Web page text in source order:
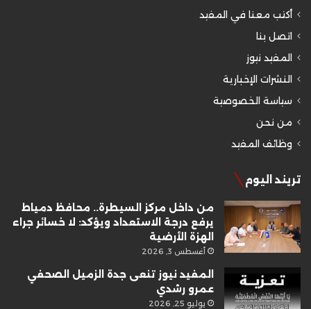
أكتب معنا في المفيد
اتصل بنا
المفيد نيوز
النشرات الإخبارية
سياسة الخصوصية
من نحن
وظائف المفيد
تريند اليوم
من داخل مركز السيطرة.. محافظ دمياط
يرفع درجة الاستعداد ويؤكد: لا خسائر جراء
الهزة الأرضية
أغسطس 3, 2026
المفيد نيوز تنعى جدة الزميل الصحفي
عمرو رشدي
يوليو 25, 2026